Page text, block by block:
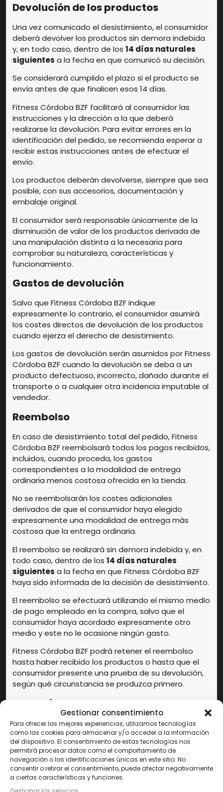
Gestionar consentimiento
Para ofrecer las mejores experiencias, utilizamos tecnologías
como las cookies para almacenar y/o acceder a la información
del dispositivo. El consentimiento de estas tecnologías nos
permitirá procesar datos como el comportamiento de
navegación o las identificaciones únicas en este sitio. No
consentir o retirar el consentimiento, puede afectar negativamente
a ciertas características y funciones.
Devolución de los productos
Una vez comunicado el desistimiento, el consumidor
deberá devolver los productos sin demora indebida
y, en todo caso, dentro de los 14 días naturales
siguientes a la fecha en que comunicó su decisión.
Se considerará cumplido el plazo si el producto se
envía antes de que finalicen esos 14 días.
Fitness Córdoba BZF facilitará al consumidor las
instrucciones y la dirección a la que deberá
realizarse la devolución. Para evitar errores en la
identificación del pedido, se recomienda esperar a
recibir estas instrucciones antes de efectuar el
envío.
Los productos deberán devolverse, siempre que sea
posible, con sus accesorios, documentación y
embalaje original.
El consumidor será responsable únicamente de la
disminución de valor de los productos derivada de
una manipulación distinta a la necesaria para
comprobar su naturaleza, características y
funcionamiento.
Gastos de devolución
Salvo que Fitness Córdoba BZF indique
expresamente lo contrario, el consumidor asumirá
los costes directos de devolución de los productos
cuando ejerza el derecho de desistimiento.
Los gastos de devolución serán asumidos por Fitness
Córdoba BZF cuando la devolución se deba a un
producto defectuoso, incorrecto, dañado durante el
transporte o a cualquier otra incidencia imputable al
vendedor.
Reembolso
En caso de desistimiento total del pedido, Fitness
Córdoba BZF reembolsará todos los pagos recibidos,
incluidos, cuando proceda, los gastos
correspondientes a la modalidad de entrega
ordinaria menos costosa ofrecida en la tienda.
No se reembolsarán los costes adicionales
derivados de que el consumidor haya elegido
expresamente una modalidad de entrega más
costosa que la entrega ordinaria.
El reembolso se realizará sin demora indebida y, en
todo caso, dentro de los 14 días naturales
siguientes a la fecha en que Fitness Córdoba BZF
haya sido informada de la decisión de desistimiento.
El reembolso se efectuará utilizando el mismo medio
de pago empleado en la compra, salvo que el
consumidor haya acordado expresamente otro
medio y este no le ocasione ningún gasto.
Fitness Córdoba BZF podrá retener el reembolso
hasta haber recibido los productos o hasta que el
consumidor presente una prueba de su devolución,
según qué circunstancia se produzca primero.
Excepciones al derecho de
desistimiento
El derecho de desistimiento no será aplicable en los
supuestos previstos legalmente, entre otros:
Productos confeccionados conforme a las
especificaciones del consumidor o claramente
personalizados.